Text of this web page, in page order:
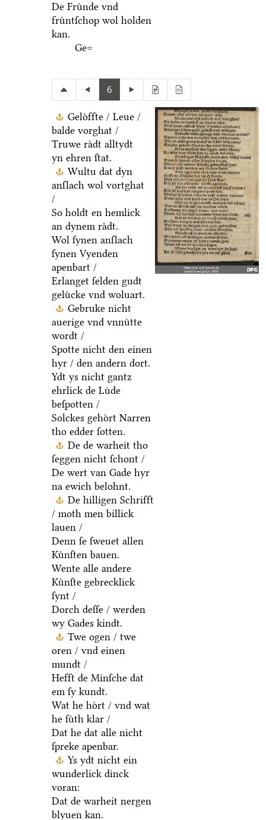
De Fruͤnde vnd
fruͤntſchop wol holden
kan.
Ge=
6
Geloͤffte / Leue /
balde vorghat /
Truwe raͤdt alltydt
yn ehren ſtat.
Wultu dat dyn
anſlach wol vortghat
/
So holdt en hemlick
an dynem raͤdt.
Wol ſynen anſlach
ſynen Vyenden
apenbart /
Erlanget ſelden gudt
geluͤcke vnd woluart.
Gebruke nicht
auerige vnd vnnuͤtte
wordt /
Spotte nicht den einen
hyr / den andern dort.
Ydt ys nicht gantz
ehrlick de Luͤde
beſpotten /
Solckes gehoͤrt Narren
tho edder ſotten.
De de warheit tho
ſeggen nicht ſchont /
De wert van Gade hyr
na ewich belohnt.
De hilligen Schrifft
/ moth men billick
lauen /
Denn ſe ſweuet allen
Kuͤnſten bauen.
Wente alle andere
Kuͤnſte gebrecklick
ſynt /
Dorch deſſe / werden
wy Gades kindt.
Twe ogen / twe
oren / vnd einen
mundt /
Hefft de Minſche dat
em ſy kundt.
Wat he hoͤrt / vnd wat
he ſuͤth klar /
Dat he dat alle nicht
ſpreke apenbar.
Ys ydt nicht ein
wunderlick dinck
voran:
Dat de warheit nergen
blyuen kan.